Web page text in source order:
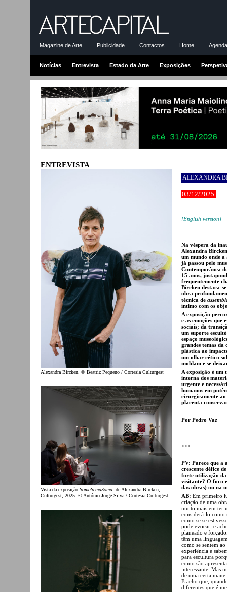
Magazine de Arte Publicidade Contactos Home
Notícias Entrevista Estado da Arte Exposições
ENTREVISTA
Alexandra Bircken. © Beatriz Pequeno / Cortesia Culturgest
Vista da exposição SomaSemaSoma , de Alexandra Bircken,
Culturgest, 2025. © António Jorge Silva / Cortesia Culturgest
ALEXANDRA
03/12/2025
[English version]
Na véspera da
Alexandra
um mundo onde a
já passou pelo
Contemporânea
15 anos,
frequentemente
Bircken destaca-
obra
técnica de
íntimo com os
A exposição
e as emoções que
sociais; da
um suporte
espaço
grandes temas da
plástica ao
um olhar cético
moldam e se
A exposição é
interna dos
urgente e
humanos em
cirurgicamente ao
placenta
Por Pedro Vaz
>>>
PV: Parece que a
crescente défice
forte utilização
visitante? O foco
das obras) ou na
AB: Em primeiro
criação de uma
muito mais em ter
considerá-lo como
como se se
pode evocar, e
planeado e
têm uma
como se sentem
experiência e
para escultura
como são
interessante. Mas
de uma certa
E acho que,
diferentes que é